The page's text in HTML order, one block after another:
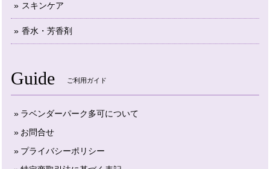
スキンケア
香水・芳香剤
Guide ご利用ガイド
ラベンダーパーク多可について
お問合せ
プライバシーポリシー